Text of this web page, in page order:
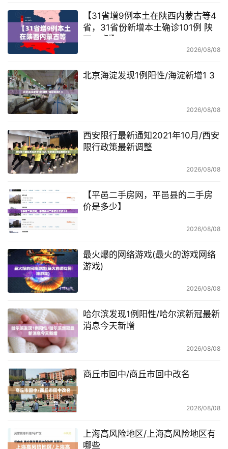
【31省增9例本土在陕西内蒙古等4
省，31省份新增本土确诊101例 陕
2026/08/08
北京海淀发现1例阳性/海淀新增1 3
2026/08/08
西安限行最新通知2021年10月/西安
限行政策最新调整
2026/08/08
【平邑二手房网，平邑县的二手房
价是多少】
2026/08/08
最火爆的网络游戏(最火的游戏网络
游戏)
2026/08/08
哈尔滨发现1例阳性/哈尔滨新冠最新
消息今天新增
2026/08/08
商丘市回中/商丘市回中改名
2026/08/08
上海高风险地区/上海高风险地区有
哪些